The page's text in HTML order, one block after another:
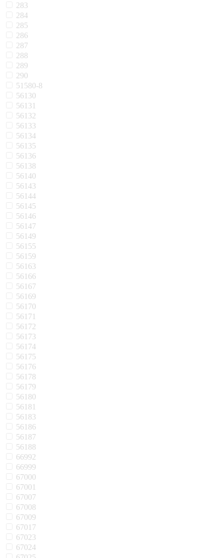
283
284
285
286
287
288
289
290
51580-8
56130
56131
56132
56133
56134
56135
56136
56138
56140
56143
56144
56145
56146
56147
56149
56155
56159
56163
56166
56167
56169
56170
56171
56172
56173
56174
56175
56176
56178
56179
56180
56181
56183
56186
56187
56188
66992
66999
67000
67001
67007
67008
67009
67017
67023
67024